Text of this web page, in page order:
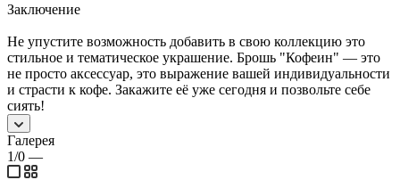
Заключение
Не упустите возможность добавить в свою коллекцию это
стильное и тематическое украшение. Брошь "Кофеин" — это
не просто аксессуар, это выражение вашей индивидуальности
и страсти к кофе. Закажите её уже сегодня и позвольте себе
сиять!
Галерея
1/0 —